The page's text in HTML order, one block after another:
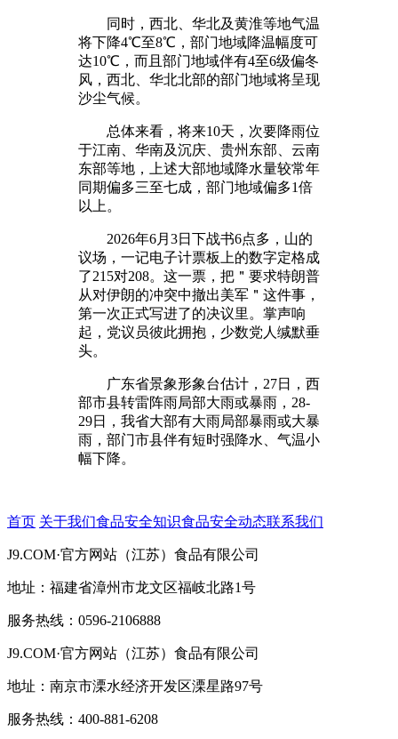
同时，西北、华北及黄淮等地气温
将下降4℃至8℃，部门地域降温幅度可
达10℃，而且部门地域伴有4至6级偏冬
风，西北、华北北部的部门地域将呈现
沙尘气候。
总体来看，将来10天，次要降雨位
于江南、华南及沉庆、贵州东部、云南
东部等地，上述大部地域降水量较常年
同期偏多三至七成，部门地域偏多1倍
以上。
2026年6月3日下战书6点多，山的
议场，一记电子计票板上的数字定格成
了215对208。这一票，把＂要求特朗普
从对伊朗的冲突中撤出美军＂这件事，
第一次正式写进了的决议里。掌声响
起，党议员彼此拥抱，少数党人缄默垂
头。
广东省景象形象台估计，27日，西
部市县转雷阵雨局部大雨或暴雨，28-
29日，我省大部有大雨局部暴雨或大暴
雨，部门市县伴有短时强降水、气温小
幅下降。
首页 关于我们食品安全知识食品安全动态联系我们
J9.COM·官方网站（江苏）食品有限公司
地址：福建省漳州市龙文区福岐北路1号
服务热线：0596-2106888
J9.COM·官方网站（江苏）食品有限公司
地址：南京市溧水经济开发区溧星路97号
服务热线：400-881-6208